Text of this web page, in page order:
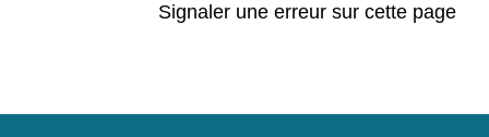
Signaler une erreur sur cette page